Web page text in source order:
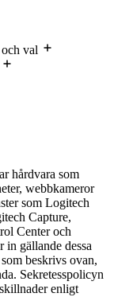
val
hårdvara som
webbkameror
som Logitech
Capture,
Center och
gällande dessa
beskrivs ovan,
Sekretesspolicyn
enligt